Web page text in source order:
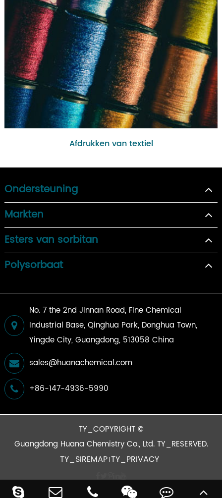
Afdrukken van textiel
Ondersteuning
Markten
Esters van sorbitan
Polysorbaat
No. 7 the 2nd Jinnan Road, Fine Chemical
Industrial Base, Qinghua Park, Donghua Town,
Yingde City, Guangdong, 513058 China
sales@huanachemical.com
+86-147-4936-5990
TY_COPYRIGHT ©
Guangdong Huana Chemistry Co., Ltd.TY_RESERVED.
TY_SIREMAP TY_PRIVACY